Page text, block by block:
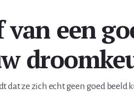
een
dat ze zich echt geen goed beeld